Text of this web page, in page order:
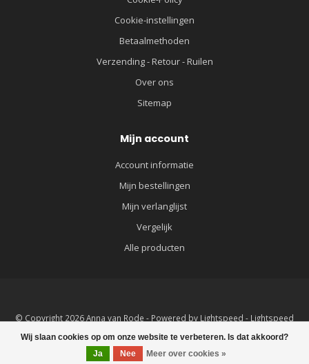
Wij slaan cookies op om onze website te verbeteren. Is dat akkoord?
Ja
Nee Meer over cookies »
Cookie-instellingen
Betaalmethoden
Verzending - Retour - Ruilen
Over ons
Sitemap
Mijn account
Account informatie
Mijn bestellingen
Mijn verlanglijst
Vergelijk
Alle producten
© Copyright 2026 Anna van Rode - Powered by Lightspeed - Lightspeed
designbyDyvelopment